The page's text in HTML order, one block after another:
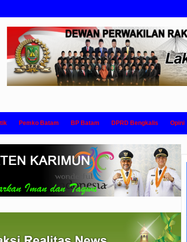
Pemko Batam BP Batam DPRD Bengkalis Opini